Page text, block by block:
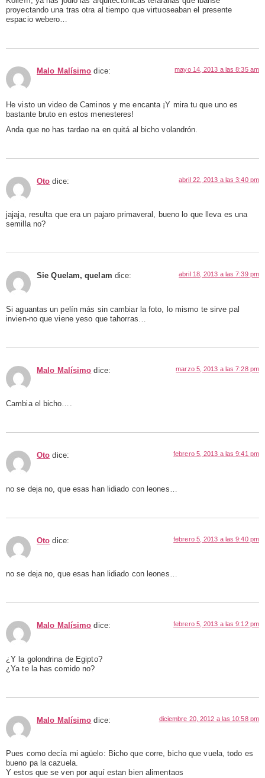
proyectando una tras otra al tiempo que virtuoseaban el presente
espacio webero…
Malo Malísimo dice: mayo 14, 2013 a las 8:35 am
He visto un video de Caminos y me encanta ¡Y mira tu que uno es
bastante bruto en estos menesteres!
Anda que no has tardao na en quitá al bicho volandrón.
Oto dice: abril 22, 2013 a las 3:40 pm
jajaja, resulta que era un pajaro primaveral, bueno lo que lleva es una
semilla no?
Sie Quelam, quelam dice: abril 18, 2013 a las 7:39 pm
Si aguantas un pelín más sin cambiar la foto, lo mismo te sirve pal
invien-no que viene yeso que tahorras…
Malo Malísimo dice: marzo 5, 2013 a las 7:28 pm
Cambia el bicho….
Oto dice: febrero 5, 2013 a las 9:41 pm
no se deja no, que esas han lidiado con leones…
Oto dice: febrero 5, 2013 a las 9:40 pm
no se deja no, que esas han lidiado con leones…
Malo Malísimo dice: febrero 5, 2013 a las 9:12 pm
¿Y la golondrina de Egipto?
¿Ya te la has comido no?
Malo Malísimo dice: diciembre 20, 2012 a las 10:58 pm
Pues como decía mi agüelo: Bicho que corre, bicho que vuela, todo es
bueno pa la cazuela.
Y estos que se ven por aquí estan bien alimentaos